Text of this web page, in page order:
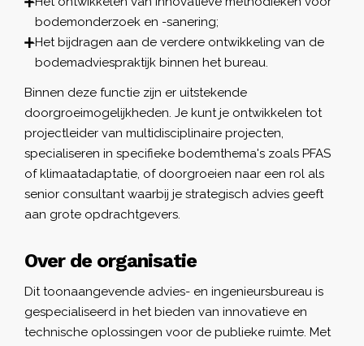
bodemonderzoek en -sanering;
Het bijdragen aan de verdere ontwikkeling van de
bodemadviespraktijk binnen het bureau.
Binnen deze functie zijn er uitstekende
doorgroeimogelijkheden. Je kunt je ontwikkelen tot
projectleider van multidisciplinaire projecten,
specialiseren in specifieke bodemthema's zoals PFAS
of klimaatadaptatie, of doorgroeien naar een rol als
senior consultant waarbij je strategisch advies geeft
aan grote opdrachtgevers.
Over de organisatie
Dit toonaangevende advies- en ingenieursbureau is
gespecialiseerd in het bieden van innovatieve en
technische oplossingen voor de publieke ruimte. Met